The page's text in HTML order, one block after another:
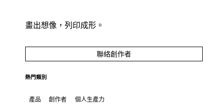
畫出想像，列印成形。
聯絡創作者
熱門類別
產品 創作者 個人生產力